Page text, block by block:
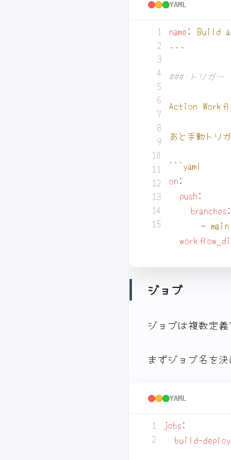
YAML
name: Build
~~~
### トリガー
Action
あと手動トリ
```yaml
on:
push:
branches:
- main
ジョブ
ジョブは複数定
まずジョブ名を決
YAML
jobs:
build-deploy